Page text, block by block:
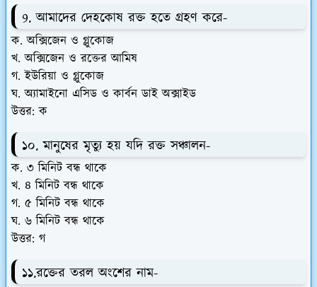
9. আমাদের দেহকোষ রক্ত হতে গ্রহণ করে-
ক. অক্সিজেন ও গ্লুকোজ
খ. অক্সিজেন ও রক্তের আমিষ
গ. ইউরিয়া ও গ্লুকোজ
ঘ. অ্যামাইনো এসিড ও কার্বন ডাই অক্সাইড
উত্তর: ক
১০. মানুষের মৃত্যু হয় যদি রক্ত সঞ্চালন-
ক. ৩ মিনিট বন্ধ থাকে
খ. ৪ মিনিট বন্ধ থাকে
গ. ৫ মিনিট বন্ধ থাকে
ঘ. ৬ মিনিট বন্ধ থাকে
উত্তর: গ
১১.রক্তের তরল অংশের নাম-